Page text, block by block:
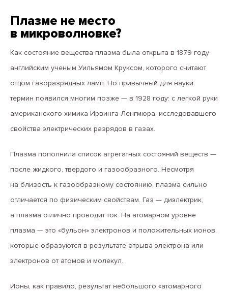
Плазме не место
в микроволновке?
Как состояние вещества плазма была открыта в 1879 году
английским ученым Уильямом Круксом, которого считают
отцом газоразрядных ламп. Но привычный для науки
термин появился многим позже — в 1928 году: с легкой руки
американского химика Ирвинга Ленгмюра, исследовавшего
свойства электрических разрядов в газах.
Плазма пополнила список агрегатных состояний веществ —
после жидкого, твердого и газообразного. Несмотря
на близость к газообразному состоянию, плазма сильно
отличается по физическим свойствам. Газ — диэлектрик,
а плазма отлично проводит ток. На атомарном уровне
плазма — это «бульон» электронов и положительных ионов,
которые образуются в результате отрыва электрона или
электронов от атомов и молекул.
Ионы, как правило, результат небольшого «атомарного